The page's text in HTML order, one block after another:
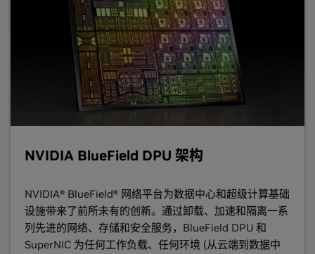
NVIDIA BlueField DPU 架构
NVIDIA® BlueField® 网络平台为数据中心和超级计算基础
设施带来了前所未有的创新。通过卸载、加速和隔离一系
列先进的网络、存储和安全服务，BlueField DPU 和
SuperNIC 为任何工作负载、任何环境 (从云端到数据中